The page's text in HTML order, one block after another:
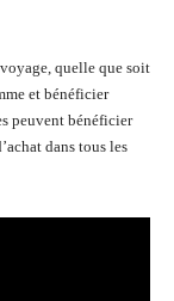
quelle que soit
et bénéficier
peuvent bénéficier
dans tous les